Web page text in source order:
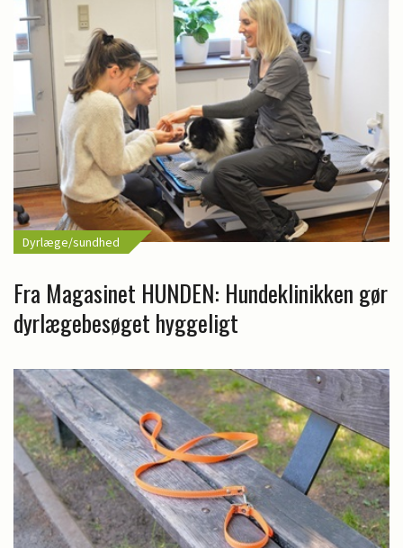
Dyrlæge/sundhed
Fra Magasinet HUNDEN: Hundeklinikken gør
dyrlægebesøget hyggeligt